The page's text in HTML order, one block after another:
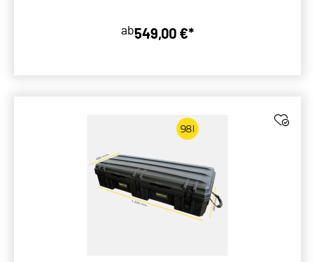
Regulärer Preis:
ab549,00 €*